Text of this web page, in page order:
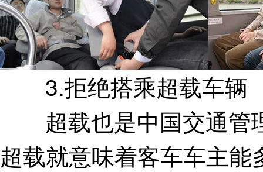
3.拒绝搭乘超载车辆
超载也是中国交通管
超载就意味着客车车主